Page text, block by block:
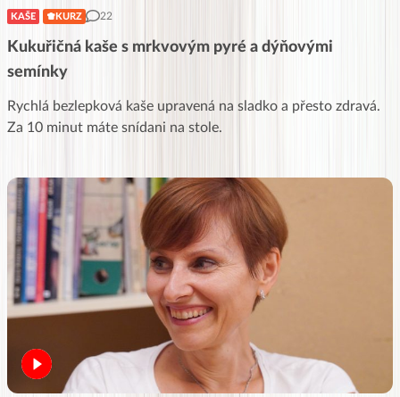
KAŠE KURZ 22
Kukuřičná kaše s mrkvovým pyré a dýňovými
semínky
Rychlá bezlepková kaše upravená na sladko a přesto zdravá.
Za 10 minut máte snídani na stole.